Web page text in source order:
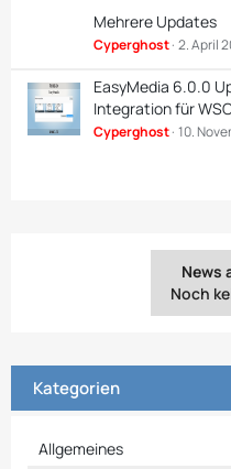
Mehrere Updates
Cyperghost 2. April
EasyMedia 6.0.0
Integration für
Cyperghost 10.
News
Noch
Kategorien
Allgemeines